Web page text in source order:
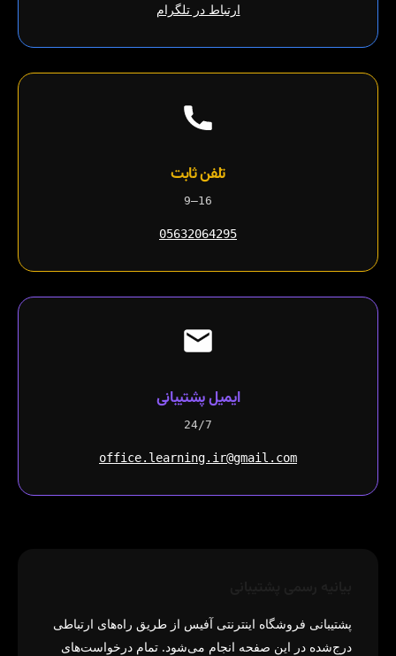
ارتباط در تلگرام
تلفن ثابت
9–16
05632064295
ایمیل پشتیبانی
24/7
office.learning.ir@gmail.com
پشتیبانی فروشگاه اینترنتی آفیس از طریق راه‌های ارتباطی
درج‌شده در این صفحه انجام می‌شود. تمام درخواست‌های